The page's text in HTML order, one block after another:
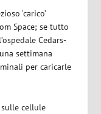
‘carico’
Space; se tutto
Cedars-
settimana
per caricarle
cellule